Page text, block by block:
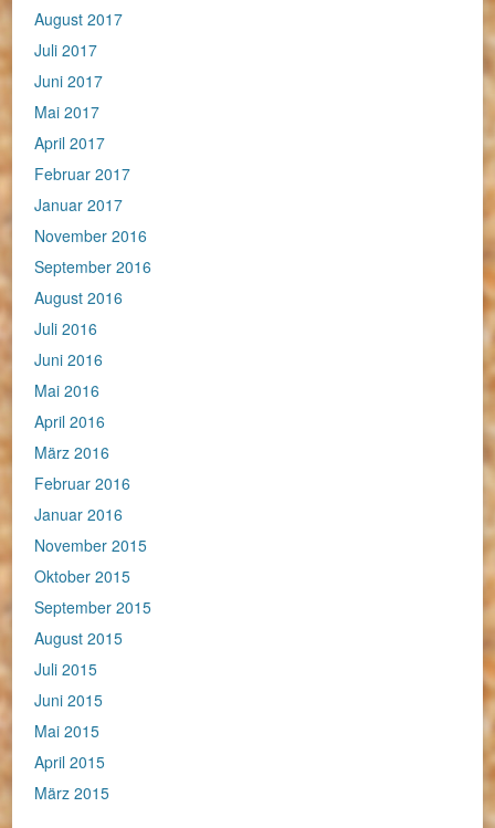
August 2017
Juli 2017
Juni 2017
Mai 2017
April 2017
Februar 2017
Januar 2017
November 2016
September 2016
August 2016
Juli 2016
Juni 2016
Mai 2016
April 2016
März 2016
Februar 2016
Januar 2016
November 2015
Oktober 2015
September 2015
August 2015
Juli 2015
Juni 2015
Mai 2015
April 2015
März 2015